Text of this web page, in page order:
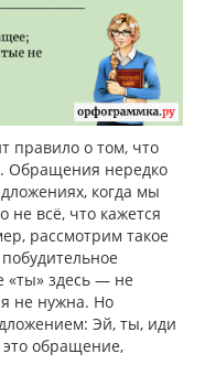
правило о том, что
Обращения нередко
когда мы
не всё, что кажется
рассмотрим такое
«ты» здесь — не
не нужна. Но
Эй, ты, иди
обращение,